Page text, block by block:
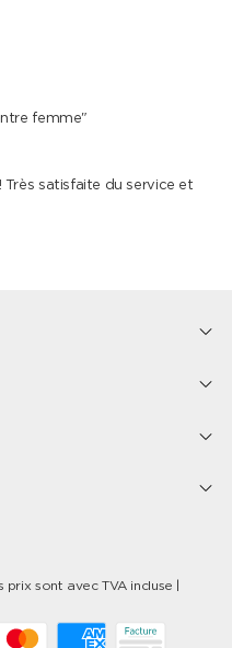
femme"
Très satisfaite du service et
sont avec TVA incluse |